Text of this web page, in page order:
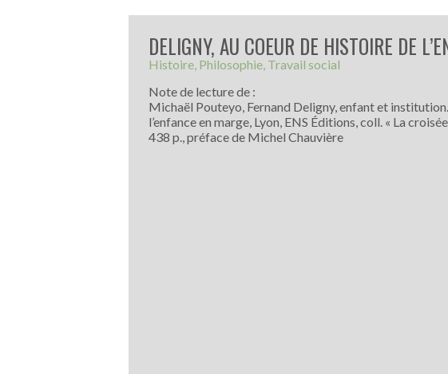
DELIGNY, AU COEUR DE HISTOIRE DE
Histoire Philosophie Travail social
Note de lecture de :
Michaël Pouteyo, Fernand Deligny, enfant et
l’enfance en marge, Lyon, ENS Éditions, coll. « La
438 p., préface de Michel Chauvière